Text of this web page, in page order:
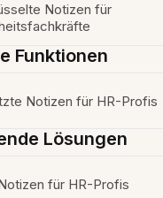
Notizen für
Funktionen
Notizen für HR-Profis
Lösungen
für HR-Profis